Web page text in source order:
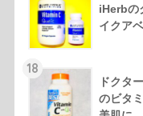
iHerbの
イクア
18
ドクタ
のビタ